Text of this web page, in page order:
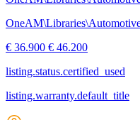
€ 36.900 € 46.200
listing.status.certified_used
listing.warranty.default_title